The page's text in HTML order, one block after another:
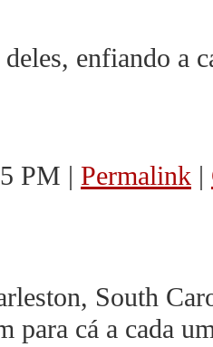
enfiando a
PM | Permalink |
South
para cá a cada